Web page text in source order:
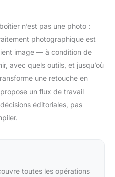
n’est pas une photo :
photographique est
image — à condition de
avec quels outils, et jusqu’où
une retouche en
un flux de travail
éditoriales, pas
toutes les opérations